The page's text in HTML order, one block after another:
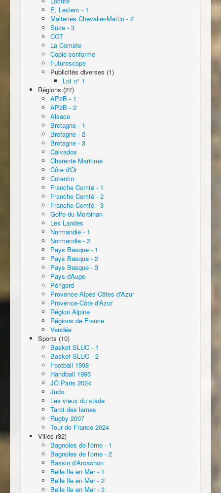
E. Leclerc - 1
Malteries Chevalier-Martin - 2
Suze - 3
CGT
La Comète
Copie conforme
Futuroscope
Publicités diverses (1)
Lot n° 1
Régions (27)
AP2B - 1
AP2B - 2
Alsace
Bretagne - 1
Bretagne - 2
Bretagne - 3
Calvados
Charente Maritime
Côte d'Or
Cotentin
Franche Comté - 1
Franche Comté - 2
Franche Comté - 3
Golfe du Morbihan
Les Landes
Normandie - 1
Normandie - 2
Pays Basque - 1
Pays Basque - 2
Pays Basque - 3
Pays dAuge
Périgord
Provence-Alpes-Côtes d'Azur
Provence-Côte d'Azur
Région Alpine
Régions de France
Vendée
Sports (10)
Basket SLUC - 1
Basket SLUC - 2
Football 1998
Handball 1995
JO Paris 2024
Judo
Les vieux du stade
Tarot des lames
Rugby 2007
Tour de France 2024
Villes (32)
Bagnoles de l'orne - 1
Bagnoles de l'orne - 2
Bassin d'Arcachon
Belle Ile en Mer - 1
Belle Ile en Mer - 2
Belle Ile en Mer - 3